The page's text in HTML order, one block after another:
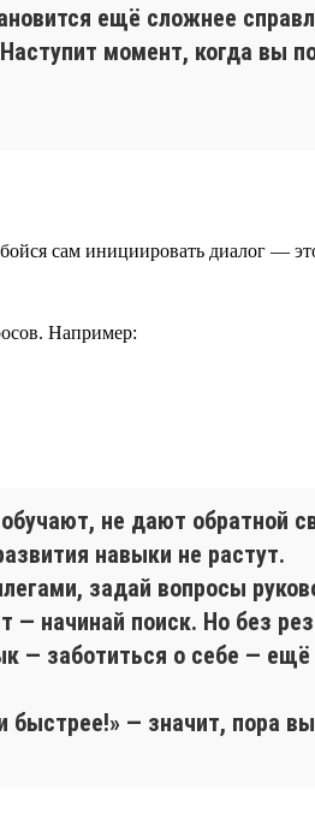
ещё сложнее
момент, когда вы
сам инициировать диалог —
Например:
не дают обратной
навыки не растут.
задай вопросы
начинай поиск. Но без
— заботиться о себе —
— значит, пора